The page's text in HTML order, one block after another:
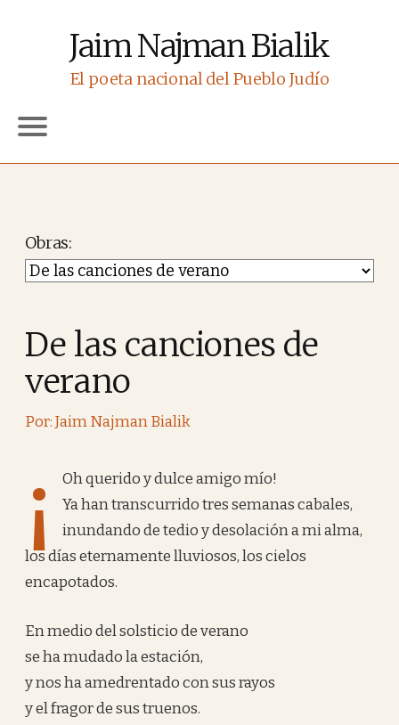
Jaim Najman Bialik
El poeta nacional del Pueblo Judío
Obras
De las canciones de
verano
Por: Jaim Najman Bialik
¡
Oh querido y dulce amigo mío!
Ya han transcurrido tres semanas cabales,
inundando de tedio y desolación a mi alma,
los días eternamente lluviosos, los cielos
encapotados.
En medio del solsticio de verano
se ha mudado la estación,
y nos ha amedrentado con sus rayos
y el fragor de sus truenos.